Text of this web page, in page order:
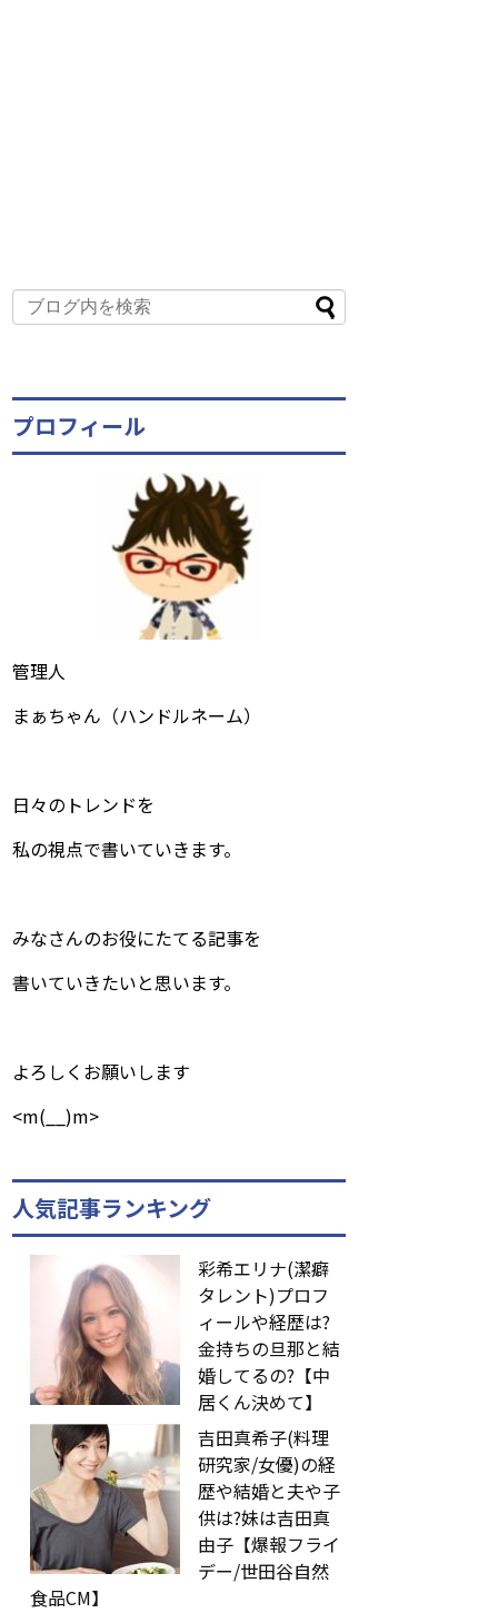
プロフィール
管理人
まぁちゃん（ハンドルネーム）
日々のトレンドを
私の視点で書いていきます。
みなさんのお役にたてる記事を
書いていきたいと思います。
よろしくお願いします
<m(__)m>
人気記事ランキング
彩希エリナ(潔癖
タレント)プロフ
ィールや経歴は?
金持ちの旦那と結
婚してるの?【中
居くん決めて】
吉田真希子(料理
研究家/女優)の経
歴や結婚と夫や子
供は?妹は吉田真
由子【爆報フライ
デー/世田谷自然
食品CM】